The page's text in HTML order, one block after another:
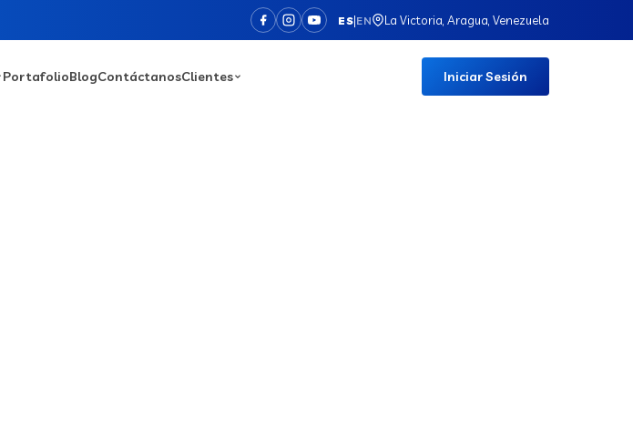
ES|EN La Victoria, Aragua, Venezuela
PortafolioBlogContáctanosClientes Iniciar Sesión